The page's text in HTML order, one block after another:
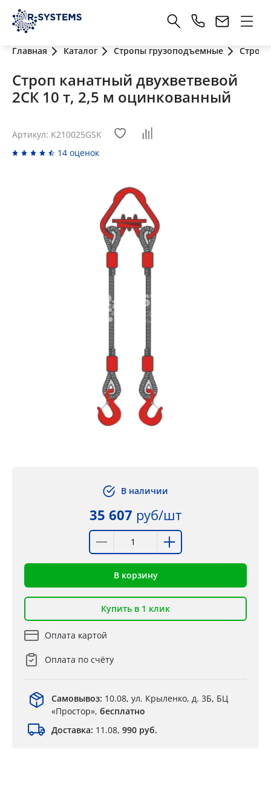
Главная Каталог Стропы грузоподъемные
Строп канатный двухветвевой
2СК 10 т, 2,5 м оцинкованный
Артикул: K210025GSK
14 оценок
В наличии
35 607 руб/шт
В корзину
Купить в 1 клик
Оплата картой
Оплата по счёту
Самовывоз: 10.08, ул. Крыленко, д. 3Б, БЦ
«Простор», бесплатно
Доставка: 11.08, 990 руб.